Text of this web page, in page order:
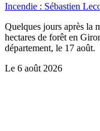
Incendie : Sébastien
Quelques jours après la
hectares de forêt en
département, le 17 août.
Le 6 août 2026